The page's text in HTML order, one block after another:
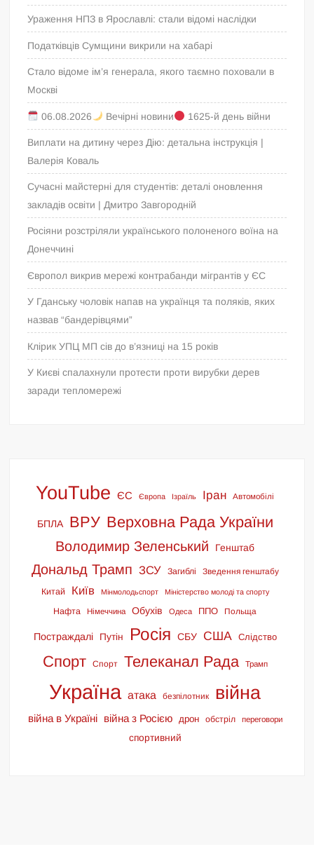
Ураження НПЗ в Ярославлі: стали відомі наслідки
Податківців Сумщини викрили на хабарі
Стало відоме ім’я генерала, якого таємно поховали в
Москві
06.08.2026 Вечірні новини 1625-й день війни
Виплати на дитину через Дію: детальна інструкція |
Валерія Коваль
Сучасні майстерні для студентів: деталі оновлення
закладів освіти | Дмитро Завгородній
Росіяни розстріляли українського полоненого воїна на
Донеччині
Європол викрив мережі контрабанди мігрантів у ЄС
У Гданську чоловік напав на українця та поляків, яких
назвав “бандерівцями”
Клірик УПЦ МП сів до в’язниці на 15 років
У Києві спалахнули протести проти вирубки дерев
заради тепломережі
YouTube ЄС Європа Ізраїль Іран Автомобілі
БПЛА ВРУ Верховна Рада України
Володимир Зеленський Генштаб
Дональд Трамп ЗСУ Загиблі Зведення генштабу
Китай Київ Мінмолодьспорт Міністерство молоді та спорту
Нафта Німеччина Обухів Одеса ППО Польща
Постраждалі Путін Росія СБУ США Слідство
Спорт Спорт Телеканал Рада Трамп
Україна атака безпілотник війна
війна в Україні війна з Росією дрон обстріл переговори
спортивний